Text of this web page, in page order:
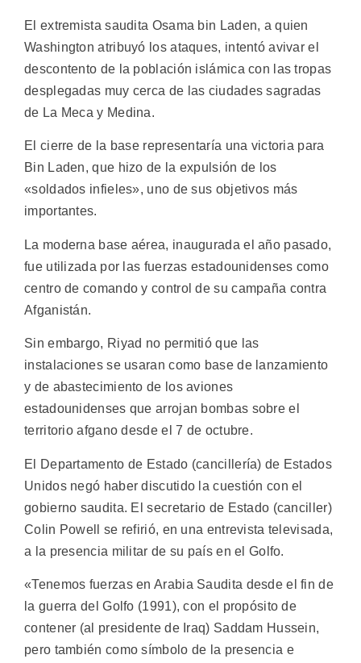
El extremista saudita Osama bin Laden, a quien
Washington atribuyó los ataques, intentó avivar el
descontento de la población islámica con las tropas
desplegadas muy cerca de las ciudades sagradas
de La Meca y Medina.
El cierre de la base representaría una victoria para
Bin Laden, que hizo de la expulsión de los
«soldados infieles», uno de sus objetivos más
importantes.
La moderna base aérea, inaugurada el año pasado,
fue utilizada por las fuerzas estadounidenses como
centro de comando y control de su campaña contra
Afganistán.
Sin embargo, Riyad no permitió que las
instalaciones se usaran como base de lanzamiento
y de abastecimiento de los aviones
estadounidenses que arrojan bombas sobre el
territorio afgano desde el 7 de octubre.
El Departamento de Estado (cancillería) de Estados
Unidos negó haber discutido la cuestión con el
gobierno saudita. El secretario de Estado (canciller)
Colin Powell se refirió, en una entrevista televisada,
a la presencia militar de su país en el Golfo.
«Tenemos fuerzas en Arabia Saudita desde el fin de
la guerra del Golfo (1991), con el propósito de
contener (al presidente de Iraq) Saddam Hussein,
pero también como símbolo de la presencia e